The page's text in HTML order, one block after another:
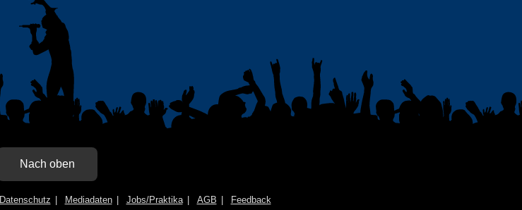
Nach oben
Datenschutz Mediadaten Jobs/Praktika AGB Feedback